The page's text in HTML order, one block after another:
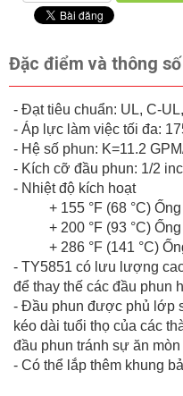
Đặc điểm và thông số
- Đạt tiêu chuẩn: UL, C-
- Áp lực làm việc tối đa:
- Hệ số phun: K=11.2
- Kích cỡ đầu phun: 1/2
- Nhiệt độ kích hoạt
+ 155 °F (68 °C) Ống
+ 200 °F (93 °C) Ống
+ 286 °F (141 °C)
- TY5851 có lưu lượng
để thay thế các đầu phun
- Đầu phun được phủ lớp
kéo dài tuổi thọ của các
đầu phun tránh sự ăn
- Có thể lắp thêm khung